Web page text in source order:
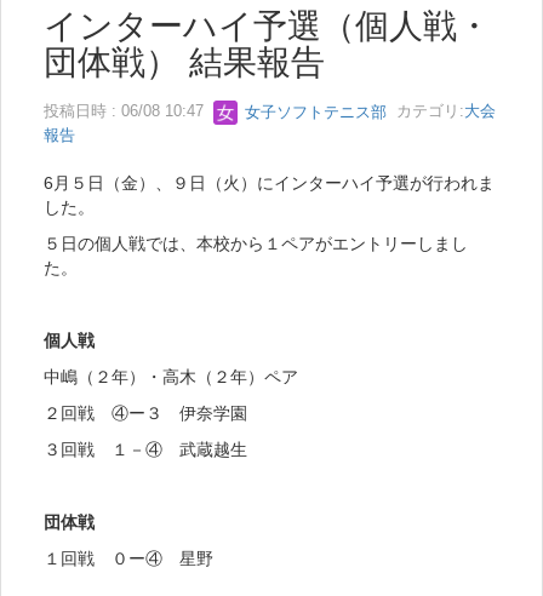
インターハイ予選（個人戦・
団体戦） 結果報告
投稿日時 : 06/08 10:47 女子ソフトテニス部 カテゴリ:大会
報告
6月５日（金）、９日（火）にインターハイ予選が行われま
した。
５日の個人戦では、本校から１ペアがエントリーしまし
た。
個人戦
中嶋（２年）・高木（２年）ペア
２回戦 ④ー３ 伊奈学園
３回戦 １－④ 武蔵越生
団体戦
１回戦 ０ー④ 星野